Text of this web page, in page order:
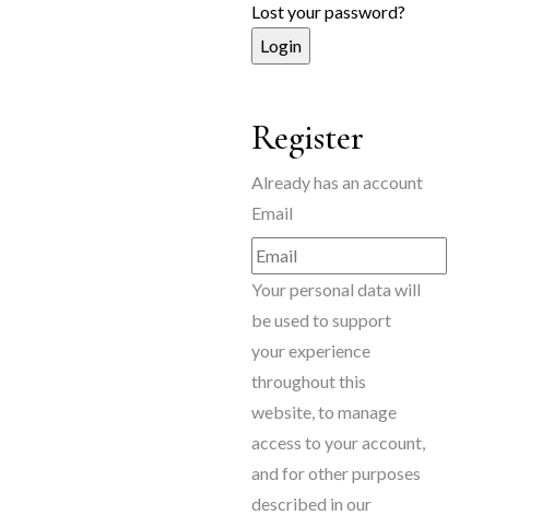
Lost your password?
Register
Already has an account
Email
Your personal data will
be used to support
your experience
throughout this
website, to manage
access to your account,
and for other purposes
described in our